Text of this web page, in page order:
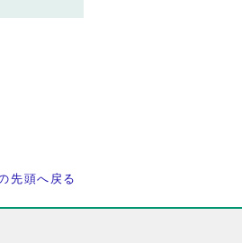
先頭へ戻る